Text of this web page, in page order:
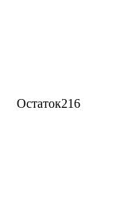
Остаток216